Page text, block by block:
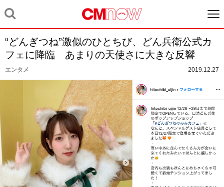
“どんぎつね”激似のひとちび、どん兵衛公式カ
フェに降臨 あまりの天使さに大きな反響
エンタメ 2019.12.27